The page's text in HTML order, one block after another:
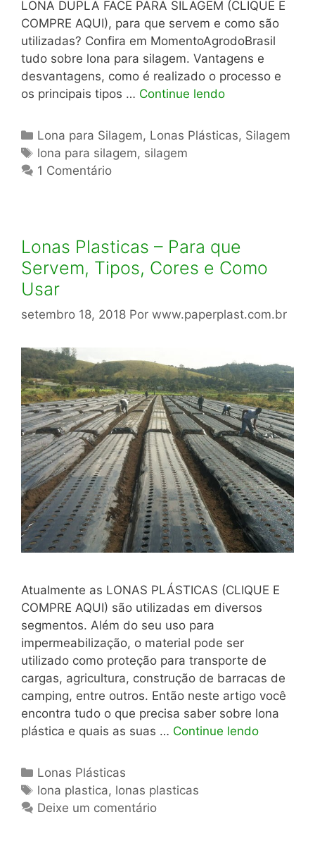
LONA DUPLA FACE PARA SILAGEM (CLIQUE E
COMPRE AQUI), para que servem e como são
utilizadas? Confira em MomentoAgrodoBrasil
tudo sobre lona para silagem. Vantagens e
desvantagens, como é realizado o processo e
os principais tipos … Continue lendo
Categorias
Lona para Silagem, Lonas Plásticas, Silagem
Tags
lona para silagem, silagem
1 Comentário
Lonas Plasticas – Para que
Servem, Tipos, Cores e Como
Usar
setembro 18, 2018 Por www.paperplast.com.br
Atualmente as LONAS PLÁSTICAS (CLIQUE E
COMPRE AQUI) são utilizadas em diversos
segmentos. Além do seu uso para
impermeabilização, o material pode ser
utilizado como proteção para transporte de
cargas, agricultura, construção de barracas de
camping, entre outros. Então neste artigo você
encontra tudo o que precisa saber sobre lona
plástica e quais as suas … Continue lendo
Categorias
Lonas Plásticas
Tags
lona plastica, lonas plasticas
Deixe um comentário